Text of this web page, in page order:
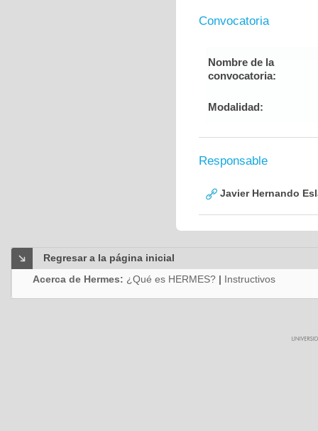
Convocatoria
Nombre de la
convocatoria:
Modalidad:
Responsable
Javier Hernando
Regresar a la página inicial
Acerca de Hermes: ¿Qué es HERMES? | Instructivos